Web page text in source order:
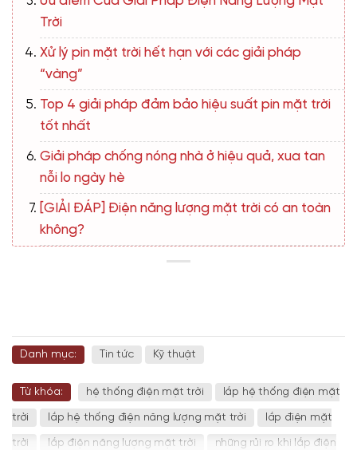
Trời
Xử lý pin mặt trời hết hạn với các giải pháp
“vàng”
Top 4 giải pháp đảm bảo hiệu suất pin mặt trời
tốt nhất
Giải pháp chống nóng nhà ở hiệu quả, xua tan
nỗi lo ngày hè
[GIẢI ĐÁP] Điện năng lượng mặt trời có an toàn
không?
Danh mục: Tin tức Kỹ thuật
Từ khóa: hệ thống điện mặt trời lắp hệ thống điện mặt
trời lắp hệ thống điện năng lượng mặt trời lắp điện mặt
trời lắp điện năng lượng mặt trời những rủi ro khi lắp điện